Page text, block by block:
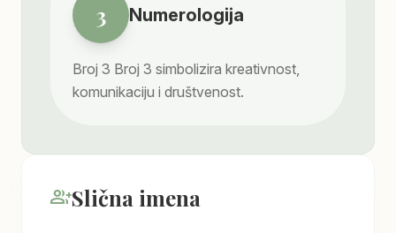
3 Numerologija
Broj 3 Broj 3 simbolizira kreativnost,
komunikaciju i društvenost.
group_addSlična imena